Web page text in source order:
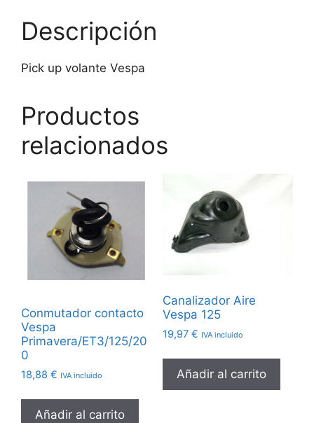
Descripción
Pick up volante Vespa
Productos
relacionados
Conmutador contacto
Vespa
Primavera/ET3/125/20
0
18,88 € IVA incluido
Añadir al carrito
Canalizador Aire
Vespa 125
19,97 € IVA incluido
Añadir al carrito